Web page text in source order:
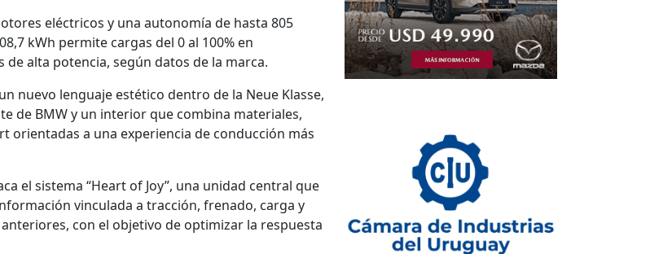
eléctricos y una autonomía de hasta 805
kWh permite cargas del 0 al 100% en
alta potencia, según datos de la marca.
nuevo lenguaje estético dentro de la Neue Klasse,
de BMW y un interior que combina materiales,
orientadas a una experiencia de conducción más
el sistema “Heart of Joy”, una unidad central que
vinculada a tracción, frenado, carga y
con el objetivo de optimizar la respuesta